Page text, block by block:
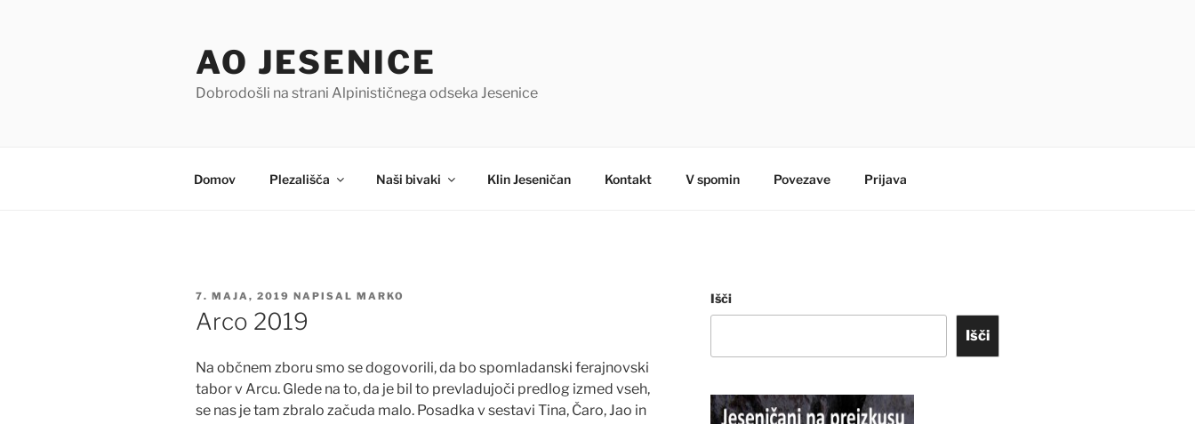
AO JESENICE
Dobrodošli na strani Alpinističnega odseka Jesenice
Domov Plezališča Naši bivaki Klin Jeseničan Kontakt V spomin Povezave Prijava
OBJAVLJENO
DNE
7. MAJA, 2019 NAPISAL MARKO
Arco 2019
Na občnem zboru smo se dogovorili, da bo spomladanski ferajnovski
tabor v Arcu. Glede na to, da je bil to prevladujoči predlog izmed vseh,
se nas je tam zbralo začuda malo. Posadka v sestavi Tina, Čaro, Jao in
Išči
Išči